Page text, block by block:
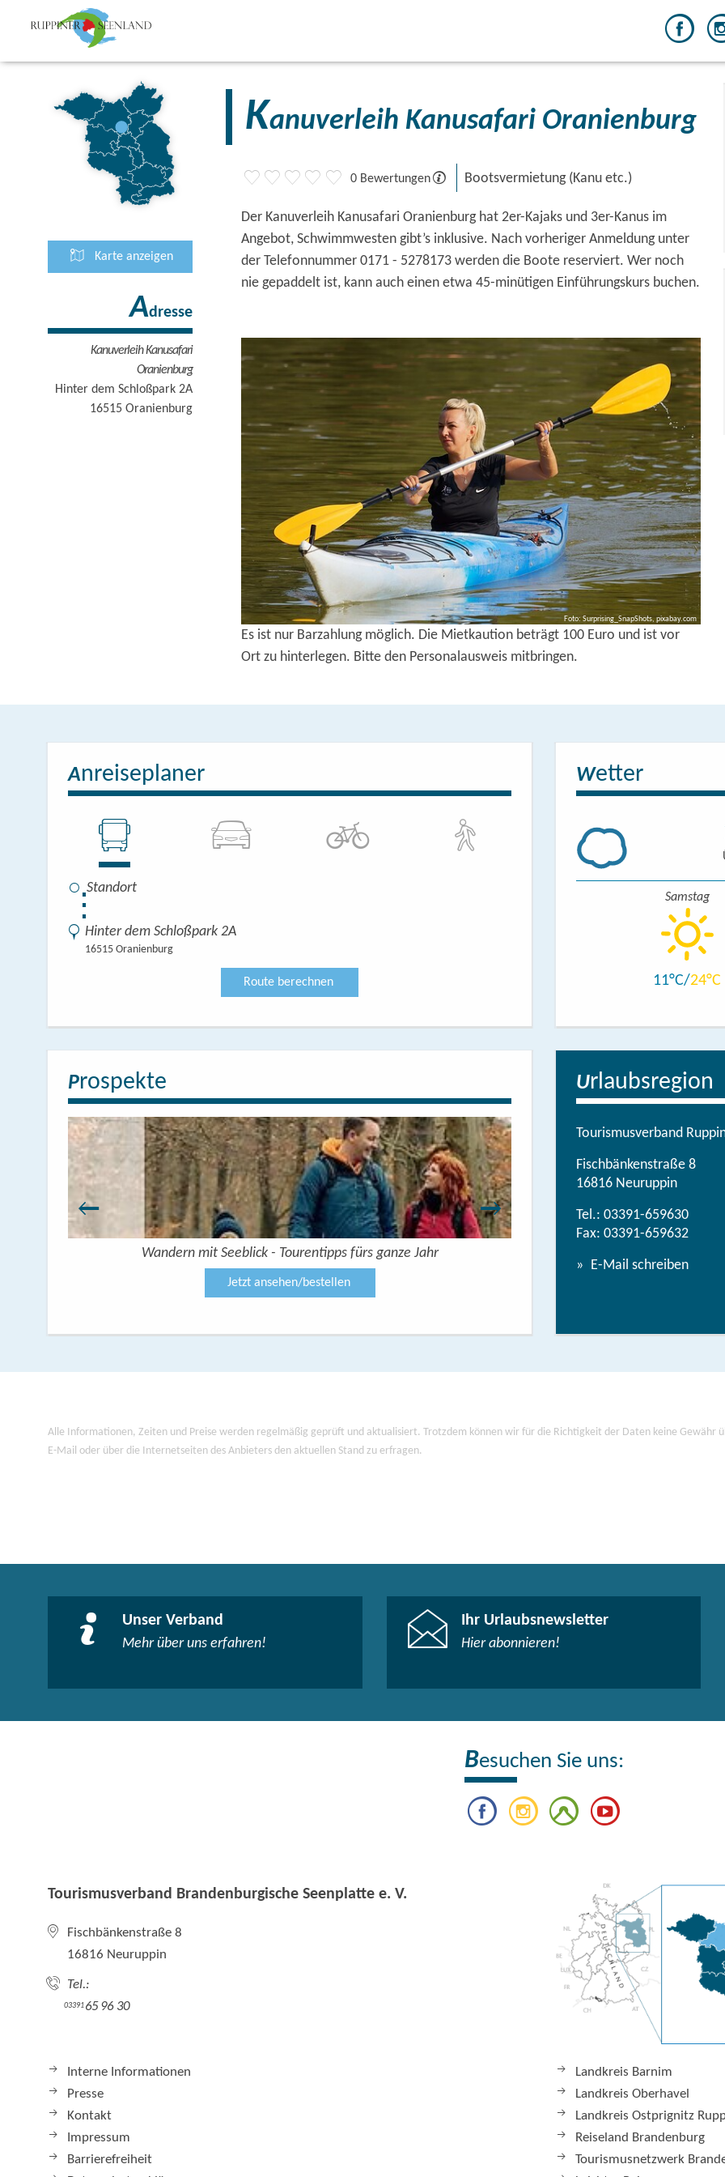
Karte anzeigen
Adresse
Kanuverleih Kanusafari
Oranienburg
Hinter dem Schloßpark 2A
16515 Oranienburg
Kanuverleih Kanusafari Oranienburg
0 Bewertungen Bootsvermietung (Kanu etc.)
Der Kanuverleih Kanusafari Oranienburg hat 2er-Kajaks und 3er-Kanus im
Angebot, Schwimmwesten gibt’s inklusive. Nach vorheriger Anmeldung unter
der Telefonnummer 0171 - 5278173 werden die Boote reserviert. Wer noch
nie gepaddelt ist, kann auch einen etwa 45-minütigen Einführungskurs buchen.
Foto: Surprising_SnapShots, pixabay.com
Es ist nur Barzahlung möglich. Die Mietkaution beträgt 100 Euro und ist vor
Ort zu hinterlegen. Bitte den Personalausweis mitbringen.
Anreiseplaner
⋮
Hinter dem Schloßpark 2A
16515 Oranienburg
Route berechnen
Wetter
Samstag
11 24
Prospekte
Wandern mit Seeblick - Tourentipps fürs ganze Jahr
Jetzt ansehen/bestellen
Urlaubsregion
Tourismusverband
Fischbänkenstraße 8
16816 Neuruppin
Tel.: 03391-659630
Fax: 03391-659632
E-Mail schreiben
Alle Informationen, Zeiten und Preise werden regelmäßig geprüft und aktualisiert. Trotzdem können wir für die Richtigkeit der Daten keine Gewähr
E-Mail oder über die Internetseiten des Anbieters den aktuellen Stand zu erfragen.
Unser Verband
Mehr über uns erfahren!
Ihr Urlaubsnewsletter
Hier abonnieren!
Besuchen Sie uns:
Tourismusverband Brandenburgische Seenplatte e. V.
Fischbänkenstraße 8
16816 Neuruppin
Tel.:
0339165 96 30
Interne Informationen
Presse
Kontakt
Impressum
Barrierefreiheit
Landkreis Barnim
Landkreis Oberhavel
Landkreis Ostprignitz
Reiseland Brandenburg
Tourismusnetzwerk